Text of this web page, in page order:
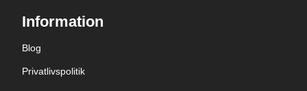
Information
Blog
Privatlivspolitik